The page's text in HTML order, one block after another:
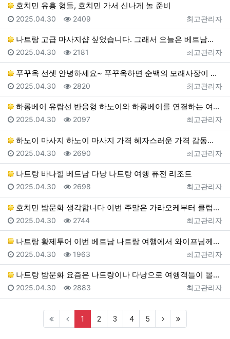
호치민 유흥 형들, 호치민 가서 신나게 놀 준비
등록자
최고관리자
등록일
2025.04.30 조회
2409
나트랑 고급 마사지샵 싶었습니다. 그래서 오늘은 베트남…
등록자
최고관리자
등록일
2025.04.30 조회
2181
푸꾸옥 선셋 안녕하세요~ 푸꾸옥하면 순백의 모래사장이 …
등록자
최고관리자
등록일
2025.04.30 조회
2820
하롱베이 유람선 반응형 하노이와 하롱베이를 연결하는 여…
등록자
최고관리자
등록일
2025.04.30 조회
2097
하노이 마사지 하노이 마사지 가격 혜자스러운 가격 감동…
등록자
최고관리자
등록일
2025.04.30 조회
2690
나트랑 바나힐 베트남 다낭 나트랑 여행 퓨전 리조트
등록자
최고관리자
등록일
2025.04.30 조회
2698
호치민 밤문화 생각합니다 이번 주말은 가라오케부터 클럽…
등록자
최고관리자
등록일
2025.04.30 조회
2744
나트랑 황제투어 이번 베트남 나트랑 여행에서 와이프님께…
등록자
최고관리자
등록일
2025.04.30 조회
1963
나트랑 밤문화 요즘은 나트랑이나 다낭으로 여행객들이 몰…
등록자
최고관리자
등록일
2025.04.30 조회
2883
1 (current)
2 3 4 5 (next)